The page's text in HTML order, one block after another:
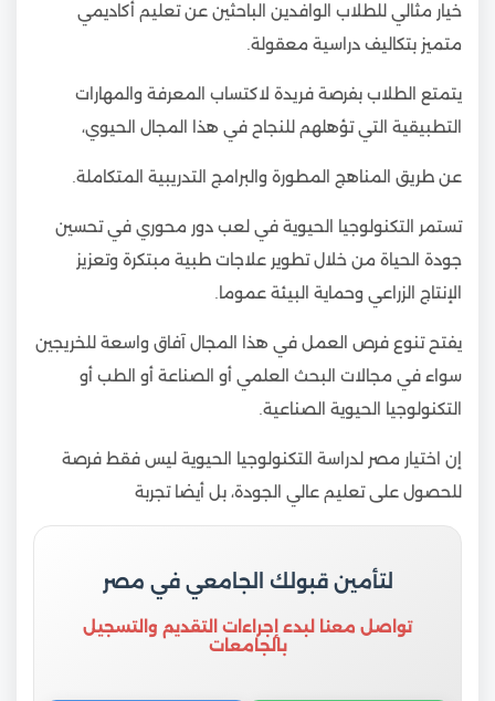
خيار مثالي للطلاب الوافدين الباحثين عن تعليم أكاديمي
متميز بتكاليف دراسية معقولة.
يتمتع الطلاب بفرصة فريدة لاكتساب المعرفة والمهارات
التطبيقية التي تؤهلهم للنجاح في هذا المجال الحيوي،
عن طريق المناهج المطورة والبرامج التدريبية المتكاملة.
تستمر التكنولوجيا الحيوية في لعب دور محوري في تحسين
جودة الحياة من خلال تطوير علاجات طبية مبتكرة وتعزيز
الإنتاج الزراعي وحماية البيئة عموما.
يفتح تنوع فرص العمل في هذا المجال آفاق واسعة للخريجين
سواء في مجالات البحث العلمي أو الصناعة أو الطب أو
التكنولوجيا الحيوية الصناعية.
إن اختيار مصر لدراسة التكنولوجيا الحيوية ليس فقط فرصة
للحصول على تعليم عالي الجودة، بل أيضا تجربة
لتأمين قبولك الجامعي في مصر
تواصل معنا لبدء إجراءات التقديم والتسجيل
بالجامعات